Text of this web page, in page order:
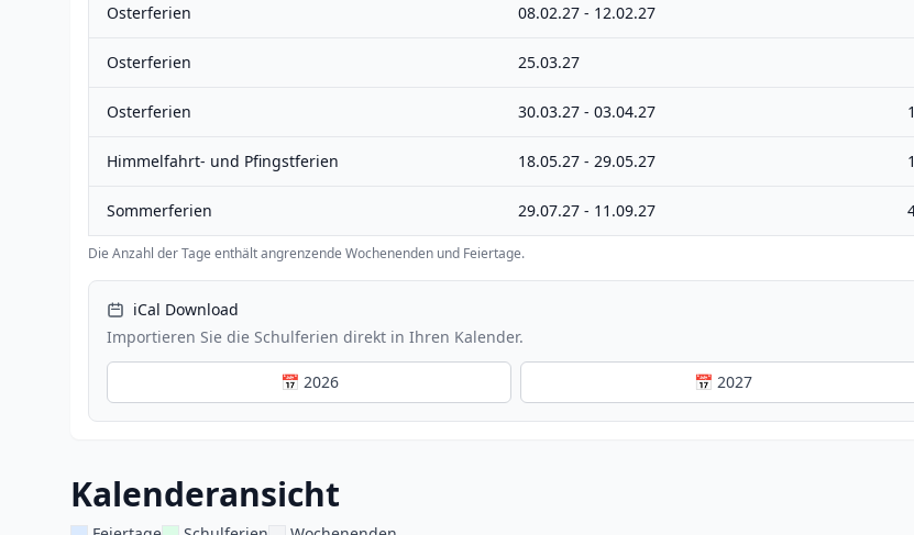
Osterferien 08.02.27 - 12.02.27
Osterferien 25.03.27
Osterferien 30.03.27 - 03.04.27
Himmelfahrt- und Pfingstferien 18.05.27 - 29.05.27
Sommerferien 29.07.27 - 11.09.27
Die Anzahl der Tage enthält angrenzende Wochenenden und Feiertage.
iCal Download
Importieren Sie die Schulferien direkt in Ihren Kalender.
📅 2026 📅 2027
Kalenderansicht